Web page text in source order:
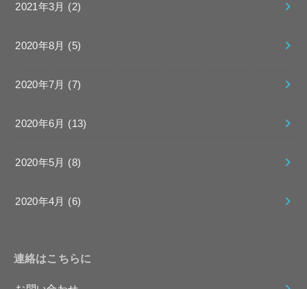
2021年3月 (2)
2020年8月 (5)
2020年7月 (7)
2020年6月 (13)
2020年5月 (8)
2020年4月 (6)
連絡はこちらに